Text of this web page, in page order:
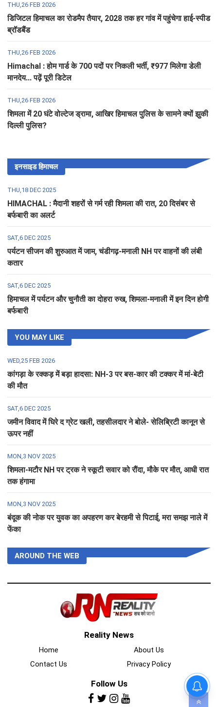
THU,26 FEB 2026
डिजिटल हिमाचल का रोडमैप तैयार, 2028 तक हर गांव में पहुंचेगा हाई-स्पीड
ब्रॉडबैंड
THU,26 FEB 2026
Himachal : होम गार्ड के 700 पदों पर निकली भर्ती, ₹977 मिलेगा डेली
मानदेय... पढ़ें पूरी डिटेल
THU,26 FEB 2026
शिमला में 20 घंटे वोल्टेज ड्रामा, आखिर हिमाचल पुलिस के सामने क्यों झुकी
दिल्ली पुलिस?
इनसाइड हिमाचल
THU,18 DEC 2025
HIMACHAL : मैदानी शहरों से गर्म रही शिमला की रात, 20 दिसंबर से
बर्फबारी का अलर्ट
SAT,6 DEC 2025
पर्यटन सीजन की शुरुआत में जाम, चंडीगढ़-मनाली NH पर वाहनों की लंबी
कतार
SAT,6 DEC 2025
हिमाचल में पर्यटन और चुनौती का दोहरा रुख, शिमला-मनाली में इन दिन होगी
बर्फबारी
YOU MAY LIKE
WED,25 FEB 2026
कांगड़ा के रक्कड़ में बड़ा हादसा: NH-3 पर बस-कार की टक्कर में मां-बेटी
की मौत
SAT,6 DEC 2025
जमीन विवाद में घिरे द ग्रेट खली, तहसीलदार ने बोले- सेलिब्रिटी कानून से
ऊपर नहीं
MON,3 NOV 2025
शिमला-मटौर NH पर ट्रक ने स्कूटी सवार को रौंदा, मौके पर मौत, आधी रात
तक हंगामा
MON,3 NOV 2025
बंदूक की नोक पर युवक का अपहरण कर बेरहमी से पिटाई, मरा समझ नाले में
फेंका
AROUND THE WEB
Reality News
Home
About Us
Contact Us
Privacy Policy
Follow Us